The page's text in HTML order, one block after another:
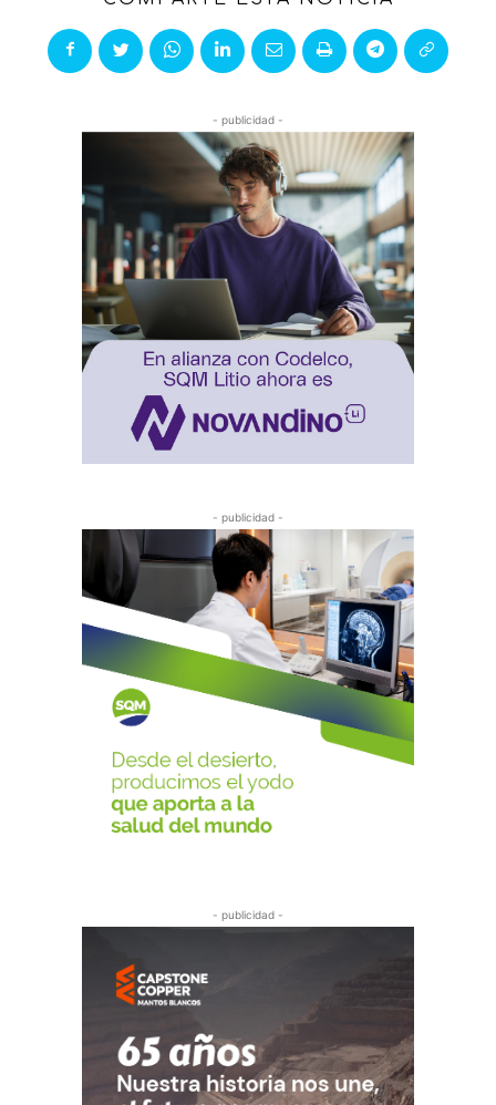
- publicidad -
- publicidad -
- publicidad -